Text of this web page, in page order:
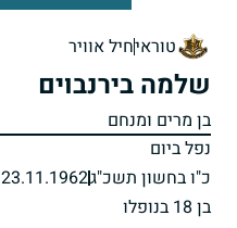
טוראיחיל אוויר
שלמה בירנבוים
בן מרים ומנחם
נפל ביום
כ"ו בחשון תשכ"ג23.11.1962
בן 18 בנופלו